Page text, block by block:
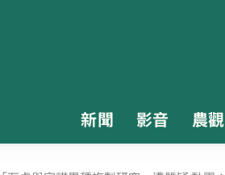
新聞 影音 農